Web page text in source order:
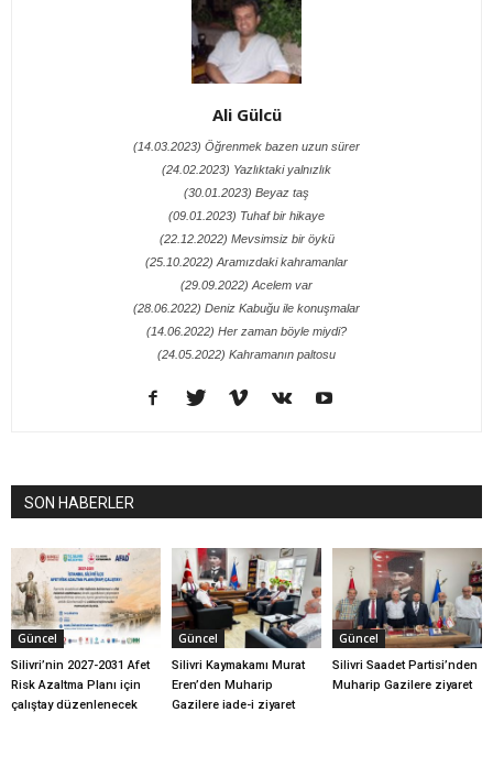
Ali Gülcü
(14.03.2023) Öğrenmek bazen uzun sürer
(24.02.2023) Yazlıktaki yalnızlık
(30.01.2023) Beyaz taş
(09.01.2023) Tuhaf bir hikaye
(22.12.2022) Mevsimsiz bir öykü
(25.10.2022) Aramızdaki kahramanlar
(29.09.2022) Acelem var
(28.06.2022) Deniz Kabuğu ile konuşmalar
(14.06.2022) Her zaman böyle miydi?
(24.05.2022) Kahramanın paltosu
SON HABERLER
Güncel
Silivri’nin 2027-2031 Afet
Risk Azaltma Planı için
çalıştay düzenlenecek
Güncel
Silivri Kaymakamı Murat
Eren’den Muharip
Gazilere iade-i ziyaret
Güncel
Silivri Saadet Partisi’nden
Muharip Gazilere ziyaret